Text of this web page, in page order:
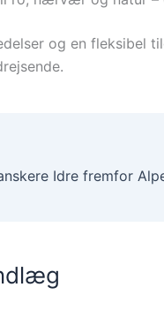
og en fleksibel
Idre fremfor